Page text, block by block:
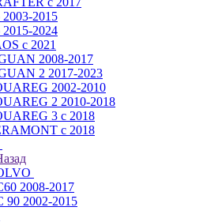
2003-2015
2015-2024
с 2021
2008-2017
2 2017-2023
2002-2010
2 2010-2018
3 с 2018
с 2018
2008-2017
90 2002-2015